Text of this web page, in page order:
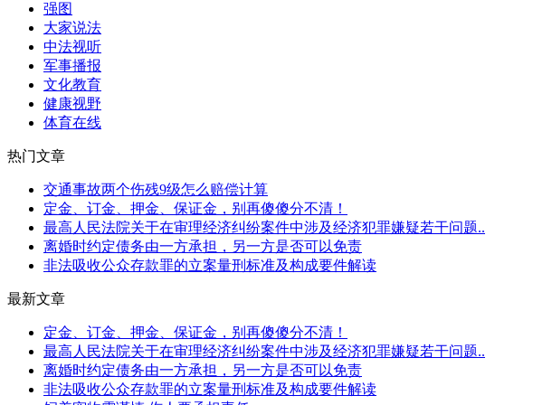
强图
大家说法
中法视听
军事播报
文化教育
健康视野
体育在线
热门文章
交通事故两个伤残9级怎么赔偿计算
定金、订金、押金、保证金，别再傻傻分不清！
最高人民法院关于在审理经济纠纷案件中涉及经济犯罪嫌疑若干问题..
离婚时约定债务由一方承担，另一方是否可以免责
非法吸收公众存款罪的立案量刑标准及构成要件解读
最新文章
定金、订金、押金、保证金，别再傻傻分不清！
最高人民法院关于在审理经济纠纷案件中涉及经济犯罪嫌疑若干问题..
离婚时约定债务由一方承担，另一方是否可以免责
非法吸收公众存款罪的立案量刑标准及构成要件解读